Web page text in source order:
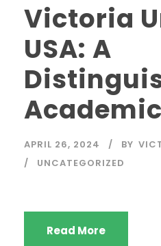
Victoria
USA: A
APRIL 26, 2024 BY
UNCATEGORIZED
Read More